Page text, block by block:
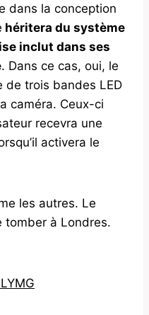
dans la conception
héritera du système
inclut dans ses
. Dans ce cas, oui, le
de trois bandes LED
caméra. Ceux-ci
recevra une
activera le
les autres. Le
tomber à Londres.